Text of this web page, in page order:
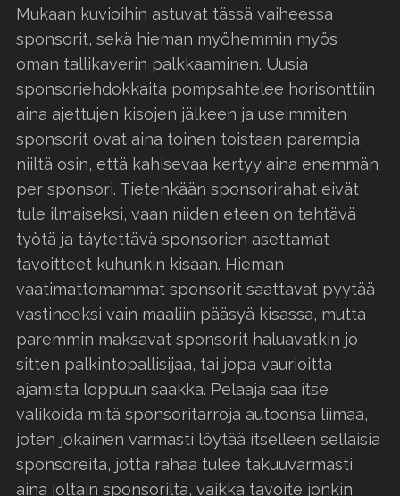
Mukaan kuvioihin astuvat tässä vaiheessa
sponsorit, sekä hieman myöhemmin myös
oman tallikaverin palkkaaminen. Uusia
sponsoriehdokkaita pompsahtelee horisonttiin
aina ajettujen kisojen jälkeen ja useimmiten
sponsorit ovat aina toinen toistaan parempia,
niiltä osin, että kahisevaa kertyy aina enemmän
per sponsori. Tietenkään sponsorirahat eivät
tule ilmaiseksi, vaan niiden eteen on tehtävä
työtä ja täytettävä sponsorien asettamat
tavoitteet kuhunkin kisaan. Hieman
vaatimattomammat sponsorit saattavat pyytää
vastineeksi vain maaliin pääsyä kisassa, mutta
paremmin maksavat sponsorit haluavatkin jo
sitten palkintopallisijaa, tai jopa vaurioitta
ajamista loppuun saakka. Pelaaja saa itse
valikoida mitä sponsoritarroja autoonsa liimaa,
joten jokainen varmasti löytää itselleen sellaisia
sponsoreita, jotta rahaa tulee takuuvarmasti
aina joltain sponsorilta, vaikka tavoite jonkin